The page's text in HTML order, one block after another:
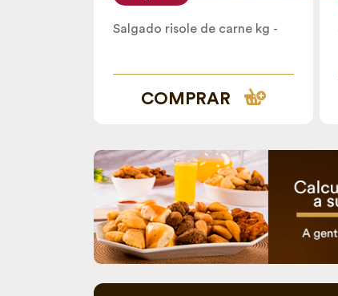
Salgado risole de carne kg -
COMPRAR